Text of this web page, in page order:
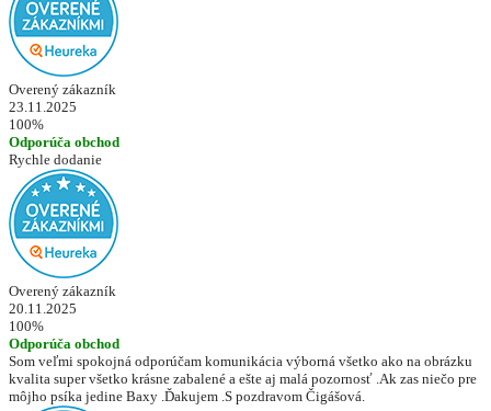
Overený zákazník
23.11.2025
100%
Odporúča obchod
Rychle dodanie
Overený zákazník
20.11.2025
100%
Odporúča obchod
Som veľmi spokojná odporúčam komunikácia výborná všetko ako na obrázku
kvalita super všetko krásne zabalené a ešte aj malá pozornosť .Ak zas niečo pre
môjho psíka jedine Baxy .Ďakujem .S pozdravom Čigášová.